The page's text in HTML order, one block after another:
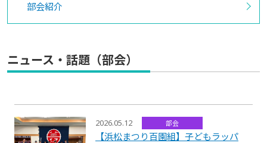
部会紹介
ニュース・話題（部会）
2026.05.12 部会
【浜松まつり百園組】子どもラッパ